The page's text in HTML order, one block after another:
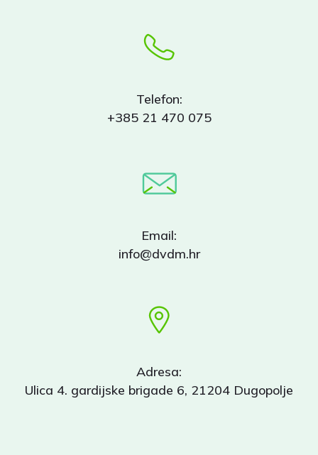
Telefon:
+385 21 470 075
Email:
info@dvdm.hr
Adresa:
Ulica 4. gardijske brigade 6, 21204 Dugopolje